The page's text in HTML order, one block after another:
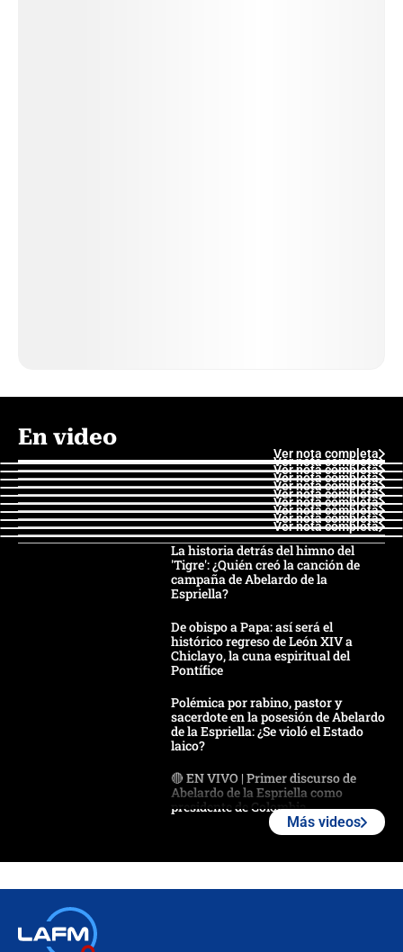
En video
Ver nota completa
Ver nota completa
Ver nota completa
Ver nota completa
Ver nota completa
Ver nota completa
Ver nota completa
Ver nota completa
Ver nota completa
Ver nota completa
La historia detrás del himno del
'Tigre': ¿Quién creó la canción de
campaña de Abelardo de la
Espriella?
De obispo a Papa: así será el
histórico regreso de León XIV a
Chiclayo, la cuna espiritual del
Pontífice
Polémica por rabino, pastor y
sacerdote en la posesión de Abelardo
de la Espriella: ¿Se violó el Estado
laico?
🔴 EN VIVO | Primer discurso de
Abelardo de la Espriella como
presidente de Colombia
Más videos